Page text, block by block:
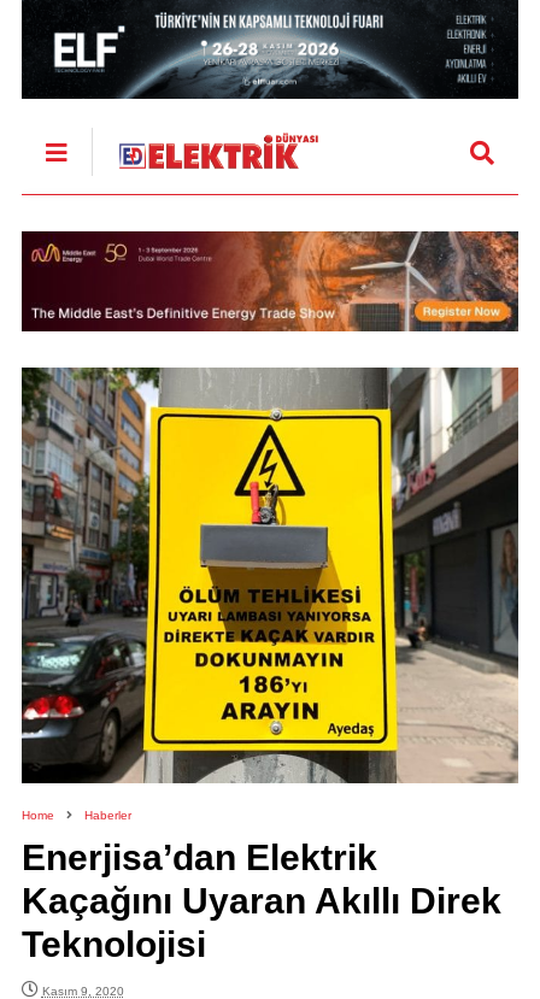
Home Haberler
Enerjisa’dan Elektrik
Kaçağını Uyaran Akıllı Direk
Teknolojisi
Kasım 9, 2020